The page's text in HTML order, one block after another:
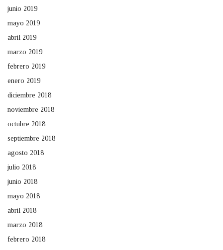
junio 2019
mayo 2019
abril 2019
marzo 2019
febrero 2019
enero 2019
diciembre 2018
noviembre 2018
octubre 2018
septiembre 2018
agosto 2018
julio 2018
junio 2018
mayo 2018
abril 2018
marzo 2018
febrero 2018